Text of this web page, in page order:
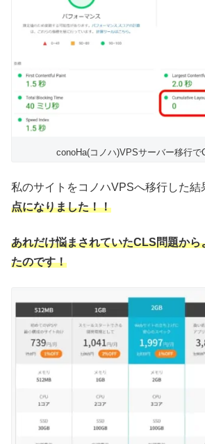
conoHa(コノハ)VPSサーバー移行で
私のサイトをコノハVPSへ移行した結
点になりました！！
あれだけ悩まされていたCLS問題から
たのです！